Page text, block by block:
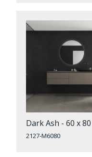
Dark Ash - 60 x
2127-M6080